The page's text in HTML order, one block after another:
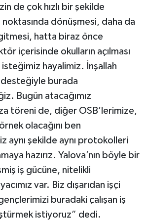
de çok hızlı bir şekilde
dönüşmesi, daha da
hatta biraz önce
içerisinde okulların açılması
hayalimiz. İnşallah
desteğiyle burada
Bugün atacağımız
töreni de, diğer OSB’lerimize,
olacağını ben
aynı şekilde aynı protokolleri
hazırız. Yalova’nın böyle bir
iş gücüne, nitelikli
var. Biz dışarıdan işçi
buradaki çalışan iş
istiyoruz” dedi.